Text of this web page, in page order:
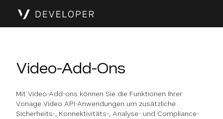
Video-Add-Ons
Mit Video-Add-ons können Sie die Funktionen Ihrer
Vonage Video API-Anwendungen um zusätzliche
Sicherheits-, Konnektivitäts-, Analyse- und Compliance-